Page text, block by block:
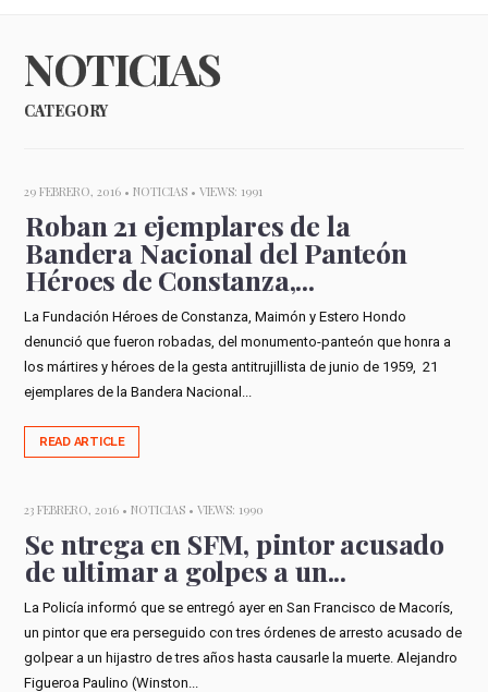
NOTICIAS
CATEGORY
29 FEBRERO, 2016 •NOTICIAS • VIEWS: 1991
Roban 21 ejemplares de la
Bandera Nacional del Panteón
Héroes de Constanza,...
La Fundación Héroes de Constanza, Maimón y Estero Hondo
denunció que fueron robadas, del monumento-panteón que honra a
los mártires y héroes de la gesta antitrujillista de junio de 1959, 21
ejemplares de la Bandera Nacional...
READ ARTICLE
23 FEBRERO, 2016 •NOTICIAS • VIEWS: 1990
Se ntrega en SFM, pintor acusado
de ultimar a golpes a un...
La Policía informó que se entregó ayer en San Francisco de Macorís,
un pintor que era perseguido con tres órdenes de arresto acusado de
golpear a un hijastro de tres años hasta causarle la muerte. Alejandro
Figueroa Paulino (Winston...